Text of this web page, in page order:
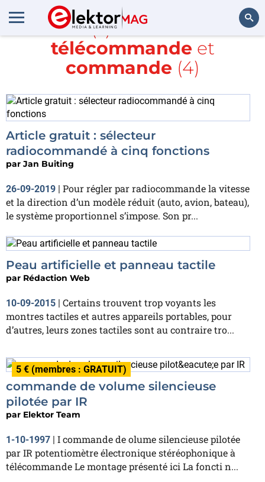
Article(s) avec la balise
télécommande et
commande (4)
Article gratuit : sélecteur
radiocommandé à cinq fonctions
par Jan Buiting
26-09-2019 | Pour régler par radiocommande la vitesse
et la direction d’un modèle réduit (auto, avion, bateau),
le système proportionnel s’impose. Son pr...
Peau artificielle et panneau tactile
par Rédaction Web
10-09-2015 | Certains trouvent trop voyants les
montres tactiles et autres appareils portables, pour
d’autres, leurs zones tactiles sont au contraire tro...
5 € (membres : GRATUIT)
commande de volume silencieuse
pilotée par IR
par Elektor Team
1-10-1997 | I commande de olume silencieuse pilotée
par IR potentiomètre électronique stéréophonique à
télécommande Le montage présenté ici La foncti n...